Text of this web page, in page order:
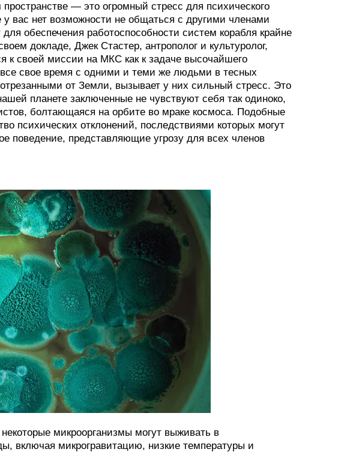
— это огромный стресс для психического
у вас нет возможности не общаться с другими членами
обеспечения работоспособности систем корабля крайне
докладе, Джек Стастер, антрополог и культуролог,
к своей миссии на МКС как к задаче высочайшего
свое время с одними и теми же людьми в тесных
от Земли, вызывает у них сильный стресс. Это
планете заключенные не чувствуют себя так одиноко,
болтающаяся на орбите во мраке космоса. Подобные
психических отклонений, последствиями которых могут
поведение, представляющие угрозу для всех членов
микроорганизмы могут выживать в
включая микрогравитацию, низкие температуры и